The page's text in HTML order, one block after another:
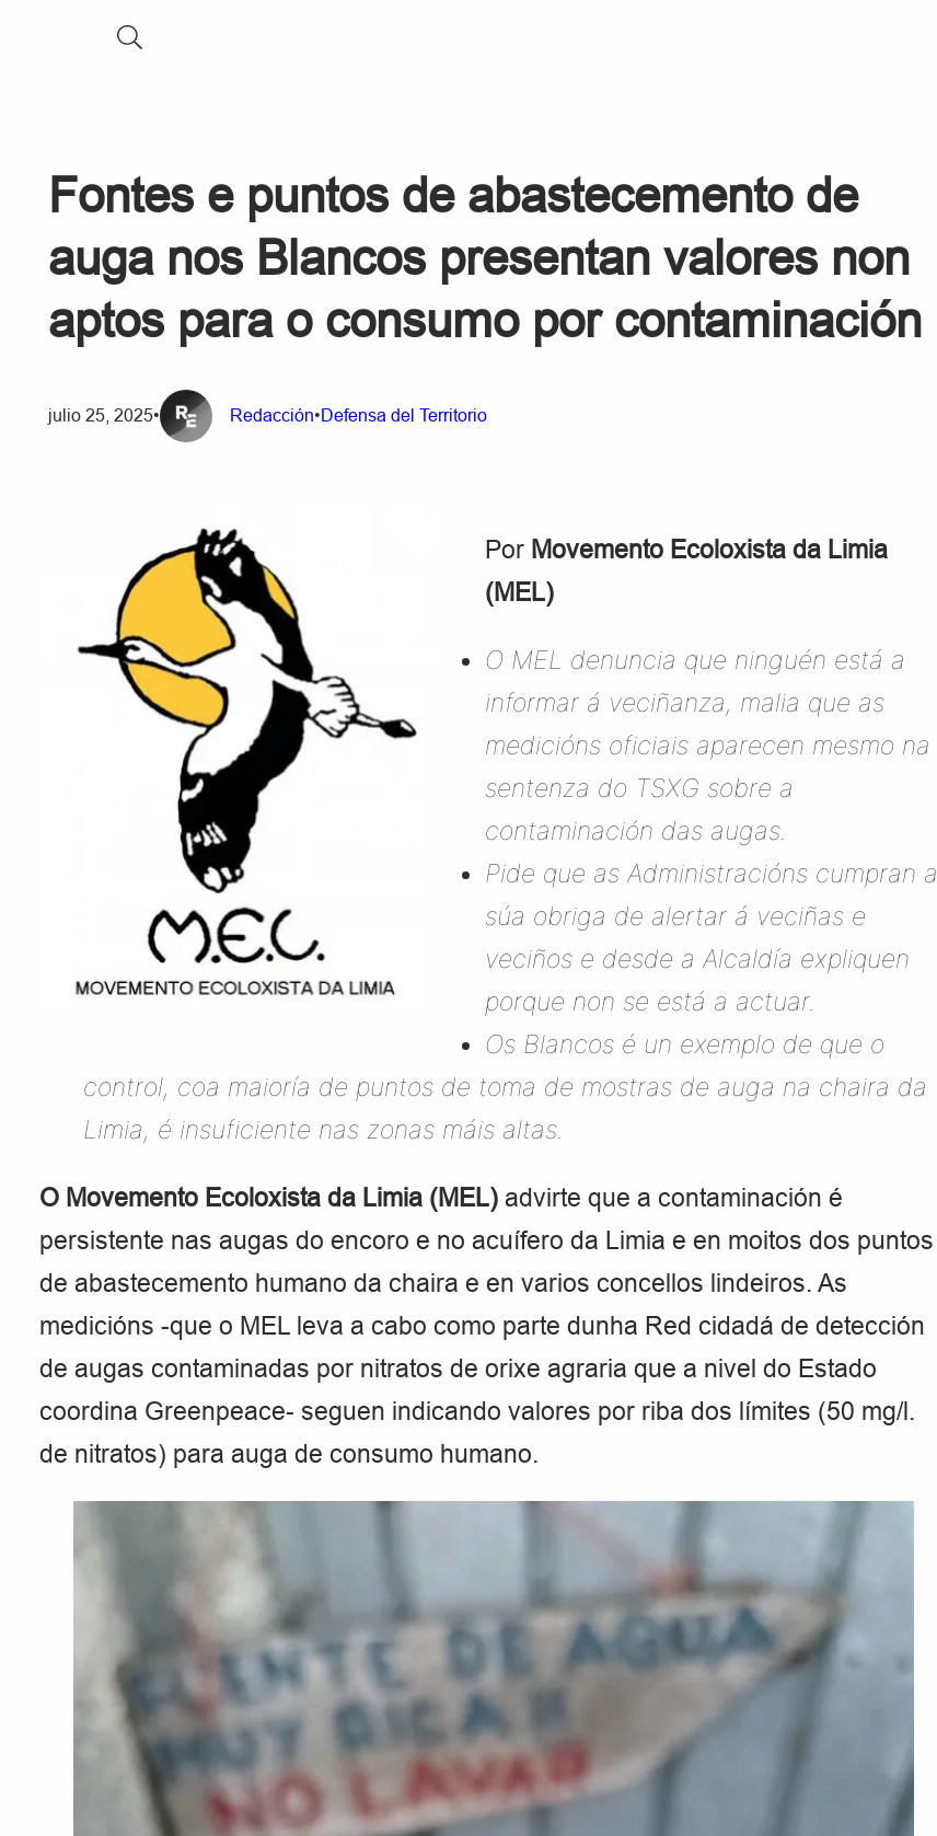
Fontes e puntos de abastecemento de
auga nos Blancos presentan valores non
aptos para o consumo por contaminación
julio 25, 2025• Redacción•Defensa del Territorio
Por Movemento Ecoloxista da Limia
(MEL)
O MEL denuncia que ninguén está a
informar á veciñanza, malia que as
medicións oficiais aparecen mesmo na
sentenza do TSXG sobre a
contaminación das augas.
Pide que as Administracións cumpran a
súa obriga de alertar á veciñas e
veciños e desde a Alcaldía expliquen
porque non se está a actuar.
Os Blancos é un exemplo de que o
control, coa maioría de puntos de toma de mostras de auga na chaira da
Limia, é insuficiente nas zonas máis altas.
O Movemento Ecoloxista da Limia (MEL) advirte que a contaminación é
persistente nas augas do encoro e no acuífero da Limia e en moitos dos puntos
de abastecemento humano da chaira e en varios concellos lindeiros. As
medicións -que o MEL leva a cabo como parte dunha Red cidadá de detección
de augas contaminadas por nitratos de orixe agraria que a nivel do Estado
coordina Greenpeace- seguen indicando valores por riba dos límites (50 mg/l.
de nitratos) para auga de consumo humano.